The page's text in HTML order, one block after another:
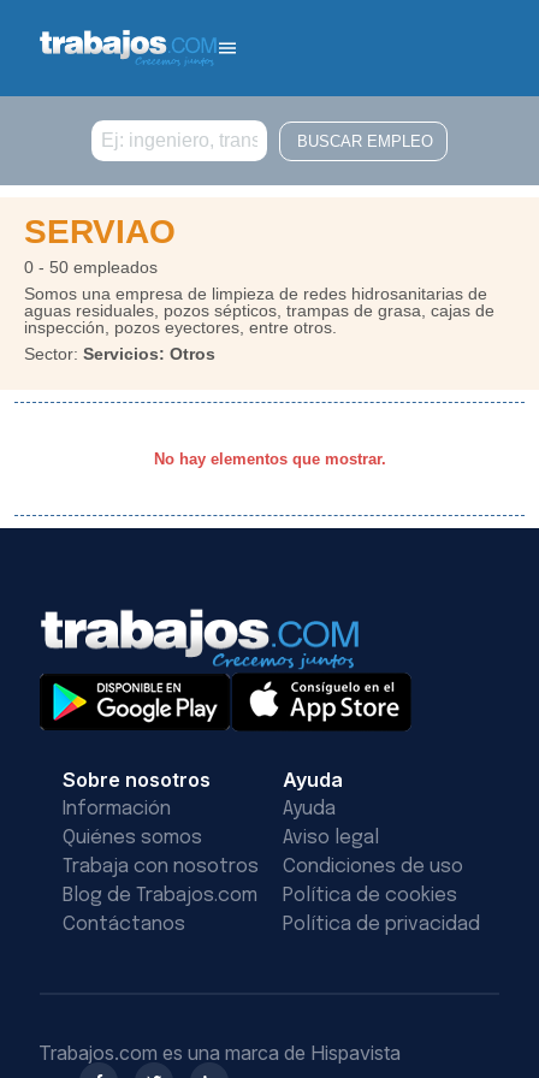
Buscar
SERVIAO
0 - 50 empleados
Somos una empresa de limpieza de redes hidrosanitarias de
aguas residuales, pozos sépticos, trampas de grasa, cajas de
inspección, pozos eyectores, entre otros.
Sector: Servicios: Otros
No hay elementos que mostrar.
Sobre nosotros
Información
Quiénes somos
Trabaja con nosotros
Blog de Trabajos.com
Contáctanos
Ayuda
Ayuda
Aviso legal
Condiciones de uso
Política de cookies
Política de privacidad
Trabajos.com es una marca de Hispavista